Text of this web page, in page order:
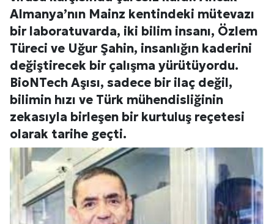
Almanya’nın Mainz kentindeki mütevazı
bir laboratuvarda, iki bilim insanı, Özlem
Türeci ve Uğur Şahin, insanlığın kaderini
değiştirecek bir çalışma yürütüyordu.
BioNTech Aşısı, sadece bir ilaç değil,
bilimin hızı ve Türk mühendisliğinin
zekasıyla birleşen bir kurtuluş reçetesi
olarak tarihe geçti.